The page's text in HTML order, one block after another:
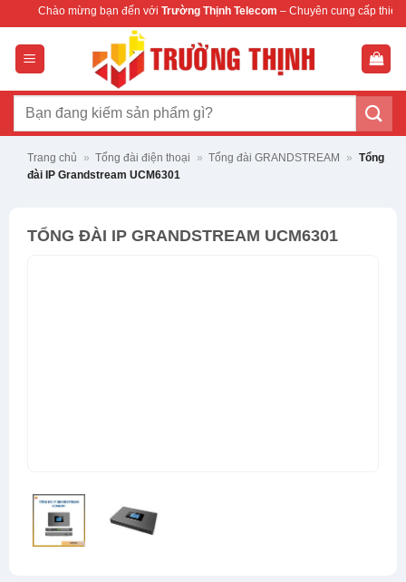
dung
bạn đến vớiTrường Thịnh Telecom– Chuyên cung cấp thiết bị mạng &
Tìm
Trang chủ » Tổng đài điện thoại » Tổng đài GRANDSTREAM » Tổng
đài IP Grandstream UCM6301
TỔNG ĐÀI IP GRANDSTREAM UCM6301